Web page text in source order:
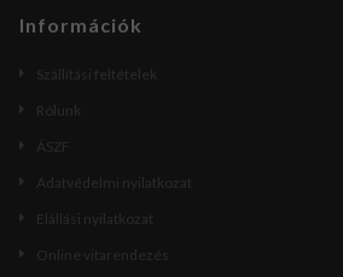
Információk
Szállítási feltételek
Rólunk
ÁSZF
Adatvédelmi nyilatkozat
Elállási nyilatkozat
Online vitarendezés